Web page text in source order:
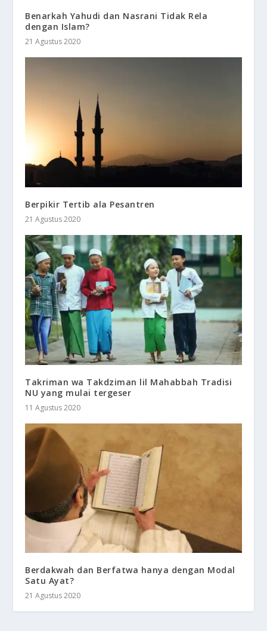
Benarkah Yahudi dan Nasrani Tidak Rela
dengan Islam?
21 Agustus 2020
Berpikir Tertib ala Pesantren
21 Agustus 2020
Takriman wa Takdziman lil Mahabbah Tradisi
NU yang mulai tergeser
11 Agustus 2020
Berdakwah dan Berfatwa hanya dengan Modal
Satu Ayat?
21 Agustus 2020